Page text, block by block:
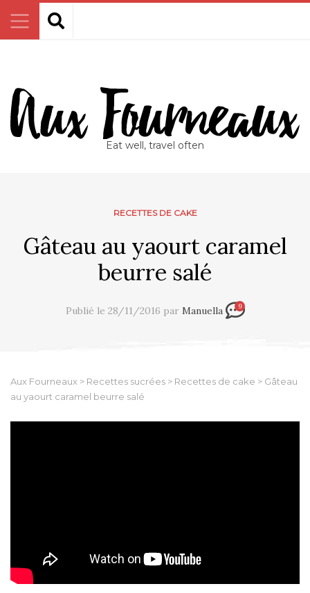
Eat well, travel often
RECETTES DE CAKE
Gâteau au yaourt caramel
beurre salé
Publié le 28/11/2016 par Manuella 9
Aux Fourneaux > Recettes sucrées > Recettes de cake > Gâteau
au yaourt caramel beurre salé